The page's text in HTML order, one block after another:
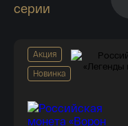
серии
Акция
Новинка